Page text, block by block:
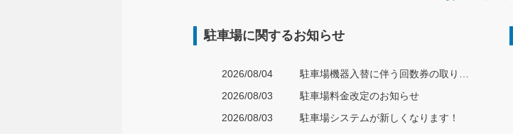
駐車場に関するお知らせ
2026/08/04
2026/08/03
駐車場料金改定のお知らせ
2026/08/03
駐車場システムが新しくなります！